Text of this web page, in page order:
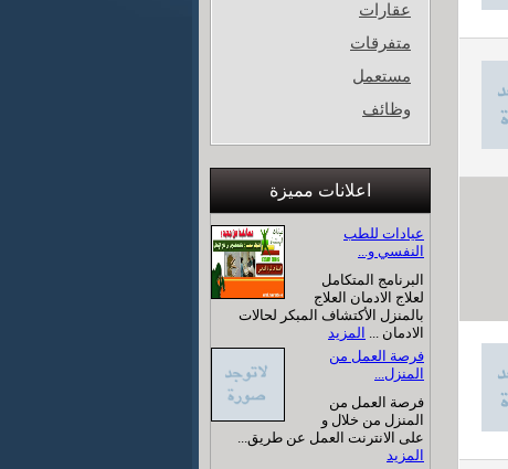
عقارات
متفرقات
مستعمل
وظائف
اعلانات مميزة
عيادات للطب
النفسي و...
البرنامج المتكامل
لعلاج الادمان العلاج
بالمنزل الأكتشاف المبكر لحالات
الادمان ... المزيد
فرصة العمل من
المنزل...
فرصة العمل من
المنزل من خلال و
على الانترنت العمل عن طريق...
المزيد